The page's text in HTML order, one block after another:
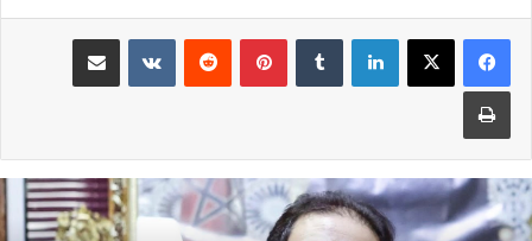
لينكدإن بينتيريست
مشاركة عبر البريد
طباعة